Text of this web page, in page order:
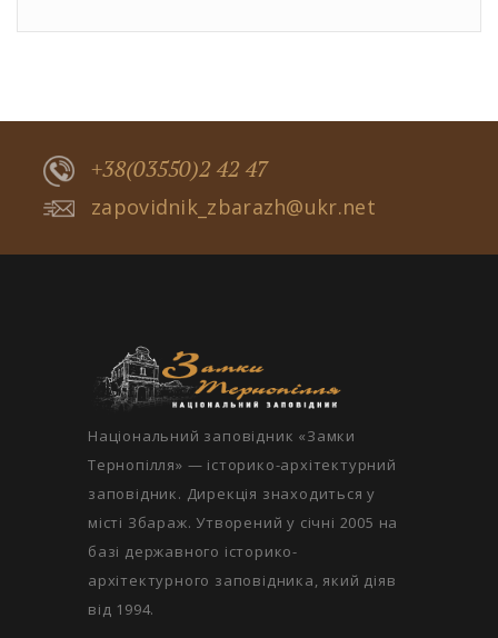
+38(03550)2 42 47
zapovidnik_zbarazh@ukr.net
Національний заповідник «Замки
Тернопілля» — історико-архітектурний
заповідник. Дирекція знаходиться у
місті Збараж. Утворений у січні 2005 на
базі державного історико-
архітектурного заповідника, який діяв
від 1994.